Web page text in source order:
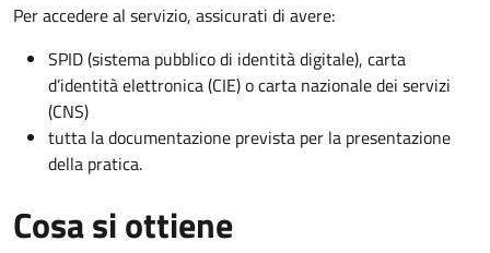
Per accedere al servizio, assicurati di avere:
SPID (sistema pubblico di identità digitale), carta
d’identità elettronica (CIE) o carta nazionale dei servizi
(CNS)
tutta la documentazione prevista per la presentazione
della pratica.
Cosa si ottiene